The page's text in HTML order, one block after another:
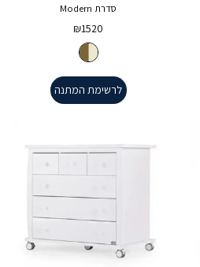
סדרת Modern
₪1520
לרשימת המתנה